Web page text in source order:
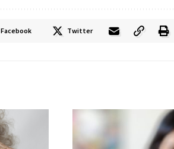
Facebook Twitter